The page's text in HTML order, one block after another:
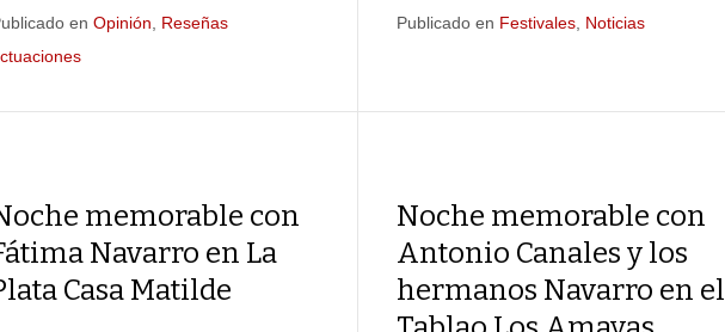
enOpinión
Reseñas
Publicado en Festivales Noticias
memorable con
Navarro en La
Casa Matilde
Noche memorable con
Antonio Canales y los
hermanos Navarro en el